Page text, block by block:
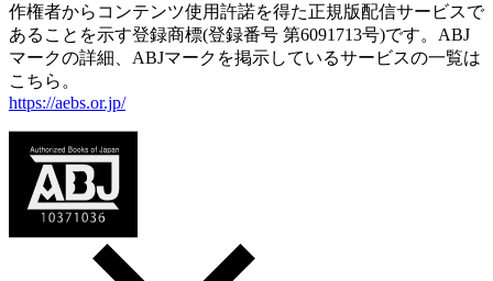
作権者からコンテンツ使用許諾を得た正規版配信サービスで
あることを示す登録商標(登録番号 第6091713号)です。ABJ
マークの詳細、ABJマークを掲示しているサービスの一覧は
こちら。
https://aebs.or.jp/